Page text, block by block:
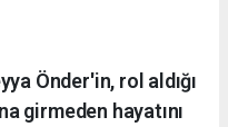
Önder'in, rol aldığı
girmeden hayatını